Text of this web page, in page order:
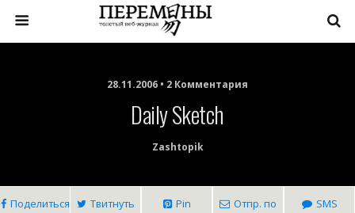
28.11.2006 • 2 Комментария
Daily Sketch
Zashtopik
Поделиться Твитнуть Pin
Отпр. по
SMS